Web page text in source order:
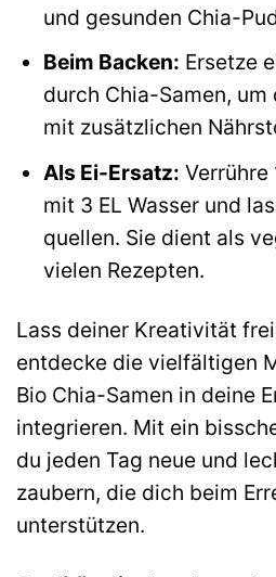
und gesunden Chia-
Beim Backen: Ersetze
durch Chia-Samen, um
mit zusätzlichen
Als Ei-Ersatz: Verrühre
mit 3 EL Wasser und
quellen. Sie dient als
vielen Rezepten.
Lass deiner Kreativität
entdecke die vielfältigen
Bio Chia-Samen in deine
integrieren. Mit ein
du jeden Tag neue und
zaubern, die dich beim
unterstützen.